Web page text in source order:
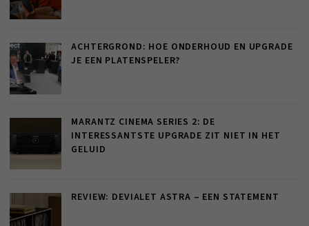
ACHTERGROND: HOE ONDERHOUD EN UPGRADE
JE EEN PLATENSPELER?
MARANTZ CINEMA SERIES 2: DE
INTERESSANTSTE UPGRADE ZIT NIET IN HET
GELUID
REVIEW: DEVIALET ASTRA – EEN STATEMENT